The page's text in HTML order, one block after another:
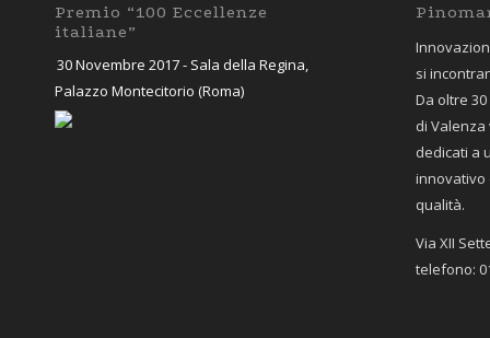
Premio “100 Eccellenze
italiane”
30 Novembre 2017 - Sala della Regina,
Palazzo Montecitorio (Roma)
si
Da oltre
di
dedicati a
innovativo
qualità.
Via XII
telefono: